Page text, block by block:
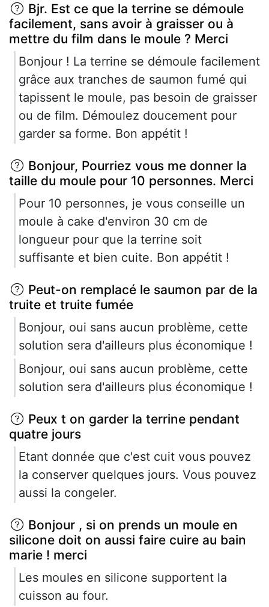
Bjr. Est ce que la terrine se démoule
facilement, sans avoir à graisser ou à
mettre du film dans le moule ? Merci
Bonjour ! La terrine se démoule facilement
grâce aux tranches de saumon fumé qui
tapissent le moule, pas besoin de graisser
ou de film. Démoulez doucement pour
garder sa forme. Bon appétit !
Bonjour, Pourriez vous me donner la
taille du moule pour 10 personnes. Merci
Pour 10 personnes, je vous conseille un
moule à cake d'environ 30 cm de
longueur pour que la terrine soit
suffisante et bien cuite. Bon appétit !
Peut-on remplacé le saumon par de la
truite et truite fumée
Bonjour, oui sans aucun problème, cette
solution sera d'ailleurs plus économique !
Bonjour, oui sans aucun problème, cette
solution sera d'ailleurs plus économique !
Peux t on garder la terrine pendant
quatre jours
Etant donnée que c'est cuit vous pouvez
la conserver quelques jours. Vous pouvez
aussi la congeler.
Bonjour , si on prends un moule en
silicone doit on aussi faire cuire au bain
marie ! merci
Les moules en silicone supportent la
cuisson au four.